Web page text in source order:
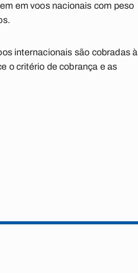
em voos nacionais com peso
internacionais são cobradas à
o critério de cobrança e as